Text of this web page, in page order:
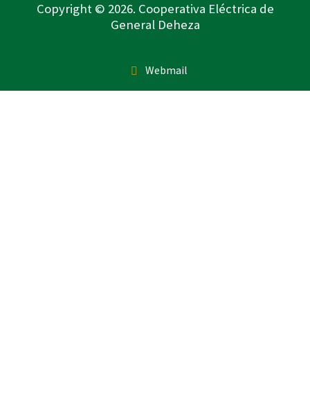
Copyright © 2026. Cooperativa Eléctrica de
General Deheza
Webmail